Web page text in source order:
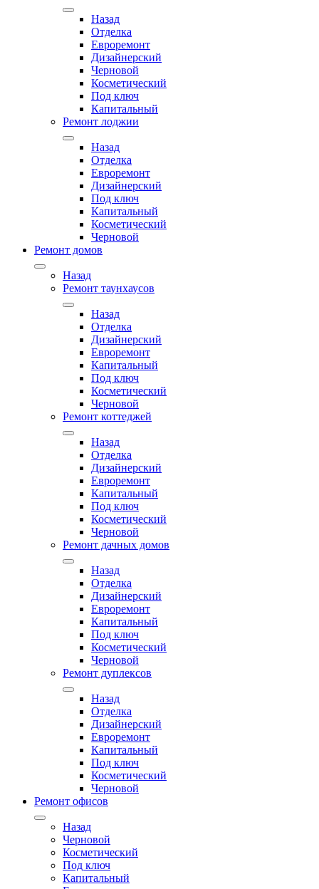
Назад
Отделка
Евроремонт
Дизайнерский
Черновой
Косметический
Под ключ
Капитальный
Ремонт лоджии
Назад
Отделка
Евроремонт
Дизайнерский
Под ключ
Капитальный
Косметический
Черновой
Ремонт домов
Назад
Ремонт таунхаусов
Назад
Отделка
Дизайнерский
Евроремонт
Капитальный
Под ключ
Косметический
Черновой
Ремонт коттеджей
Назад
Отделка
Дизайнерский
Евроремонт
Капитальный
Под ключ
Косметический
Черновой
Ремонт дачных домов
Назад
Отделка
Дизайнерский
Евроремонт
Капитальный
Под ключ
Косметический
Черновой
Ремонт дуплексов
Назад
Отделка
Дизайнерский
Евроремонт
Капитальный
Под ключ
Косметический
Черновой
Ремонт офисов
Назад
Черновой
Косметический
Под ключ
Капитальный